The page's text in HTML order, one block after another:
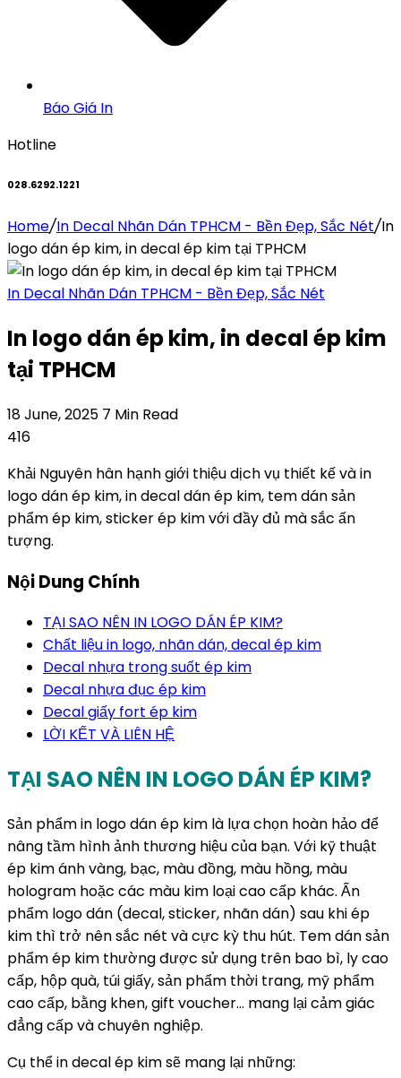
Báo Giá In
Hotline
028.6292.1221
Home/In Decal Nhãn Dán TPHCM - Bền Đẹp, Sắc Nét/In
logo dán ép kim, in decal ép kim tại TPHCM
In Decal Nhãn Dán TPHCM - Bền Đẹp, Sắc Nét
In logo dán ép kim, in decal ép kim
tại TPHCM
18 June, 2025 7 Min Read
416
Khải Nguyên hân hạnh giới thiệu dịch vụ thiết kế và in
logo dán ép kim, in decal dán ép kim, tem dán sản
phẩm ép kim, sticker ép kim với đầy đủ mà sắc ấn
tượng.
Nội Dung Chính
TẠI SAO NÊN IN LOGO DÁN ÉP KIM?
Chất liệu in logo, nhãn dán, decal ép kim
Decal nhựa trong suốt ép kim
Decal nhựa đục ép kim
Decal giấy fort ép kim
LỜI KẾT VÀ LIÊN HỆ
TẠI SAO NÊN IN LOGO DÁN ÉP KIM?
Sản phẩm in logo dán ép kim là lựa chọn hoàn hảo để
nâng tầm hình ảnh thương hiệu của bạn. Với kỹ thuật
ép kim ánh vàng, bạc, màu đồng, màu hồng, màu
hologram hoặc các màu kim loại cao cấp khác. Ấn
phẩm logo dán (decal, sticker, nhãn dán) sau khi ép
kim thì trở nên sắc nét và cực kỳ thu hút. Tem dán sản
phẩm ép kim thường được sử dụng trên bao bì, ly cao
cấp, hộp quà, túi giấy, sản phẩm thời trang, mỹ phẩm
cao cấp, bằng khen, gift voucher… mang lại cảm giác
đẳng cấp và chuyên nghiệp.
Cụ thể in decal ép kim sẽ mang lại những: